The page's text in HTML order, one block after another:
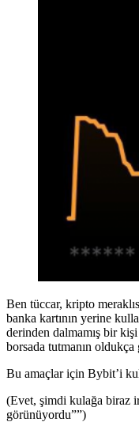
Ben tüccar, kripto
banka kartının yerine
derinden dalmamış bir
borsada tutmanın
Bu amaçlar için Bybit’i
(Evet, şimdi kulağa
görünüyordu””)